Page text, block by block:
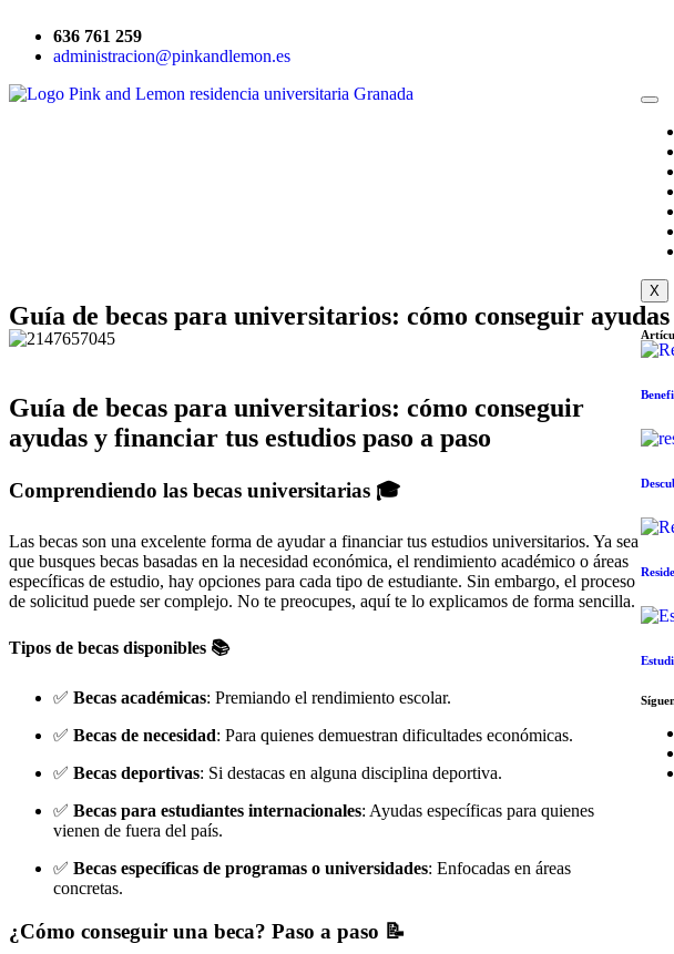
636 761 259
administracion@pinkandlemon.es
X
Guía de becas para universitarios: cómo conseguir
Guía de becas para universitarios: cómo conseguir
ayudas y financiar tus estudios paso a paso
Comprendiendo las becas universitarias 🎓
Las becas son una excelente forma de ayudar a financiar tus estudios universitarios. Ya sea
que busques becas basadas en la necesidad económica, el rendimiento académico o áreas
específicas de estudio, hay opciones para cada tipo de estudiante. Sin embargo, el proceso
de solicitud puede ser complejo. No te preocupes, aquí te lo explicamos de forma sencilla.
Tipos de becas disponibles 📚
✅ Becas académicas: Premiando el rendimiento escolar.
✅ Becas de necesidad: Para quienes demuestran dificultades económicas.
✅ Becas deportivas: Si destacas en alguna disciplina deportiva.
✅ Becas para estudiantes internacionales: Ayudas específicas para quienes
vienen de fuera del país.
✅ Becas específicas de programas o universidades: Enfocadas en áreas
concretas.
¿Cómo conseguir una beca? Paso a paso 📝